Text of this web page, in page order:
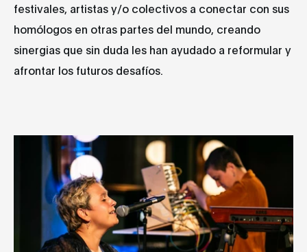
festivales, artistas y/o colectivos a conectar con sus
homólogos en otras partes del mundo, creando
sinergias que sin duda les han ayudado a reformular y
afrontar los futuros desafíos.